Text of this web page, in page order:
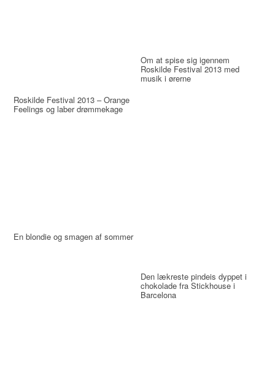
Roskilde Festival 2013 – Orange
Feelings og laber drømmekage
Om at spise sig igennem
Roskilde Festival 2013 med
musik i ørerne
En blondie og smagen af sommer
Den lækreste pindeis dyppet i
chokolade fra Stickhouse i
Barcelona